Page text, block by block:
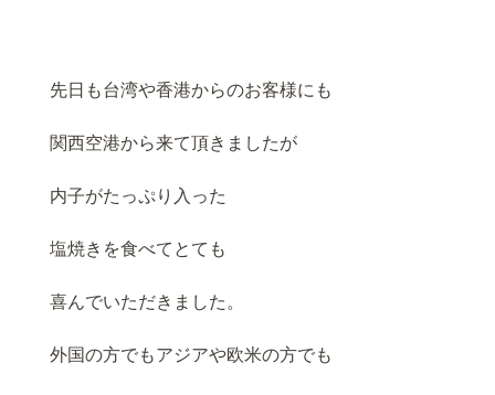
先日も台湾や香港からのお客様にも
関西空港から来て頂きましたが
内子がたっぷり入った
塩焼きを食べてとても
喜んでいただきました。
外国の方でもアジアや欧米の方でも